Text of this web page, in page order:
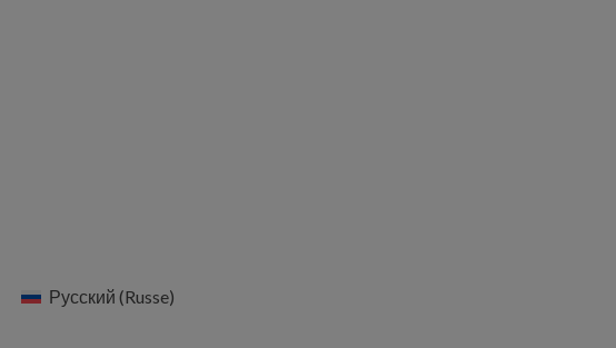
Русский (Russe)